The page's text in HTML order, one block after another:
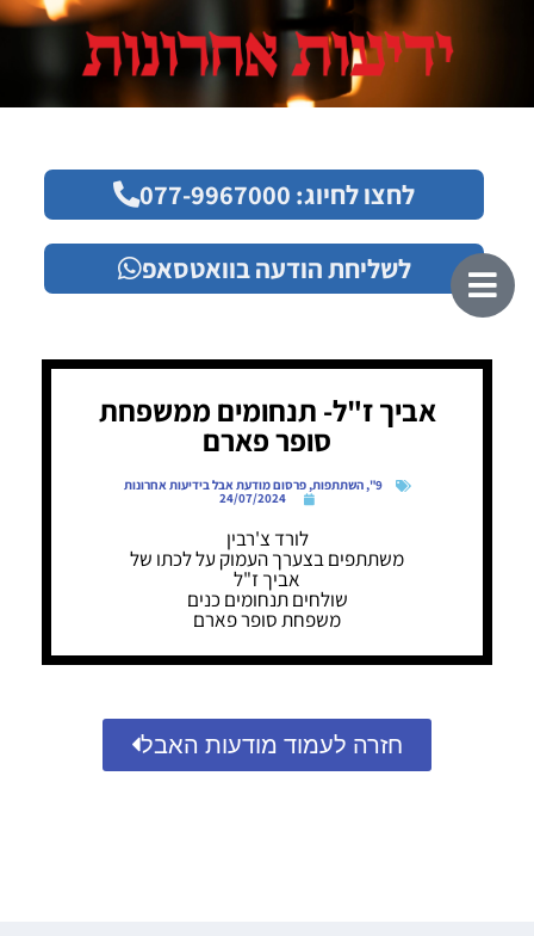
לחצו לחיוג: 077-9967000
לשליחת הודעה בוואטסאפ
אביך ז"ל- תנחומים ממשפחת
סופר פארם
9"
,השתתפות,פרסום מודעת אבל בידיעות אחרונות
24/07/2024
לורד צ'רבין
משתתפים בצערך העמוק על לכתו של
אביך ז"ל
שולחים תנחומים כנים
משפחת סופר פארם
חזרה לעמוד מודעות האבל